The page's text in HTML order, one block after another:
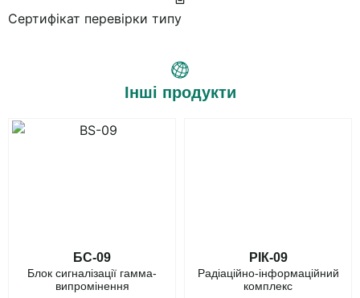
Сертифікат перевірки типу
Інші продукти
БС-09
Блок сигналізації гамма-
випромінення
РІК-09
Радіаційно-інформаційний
комплекс